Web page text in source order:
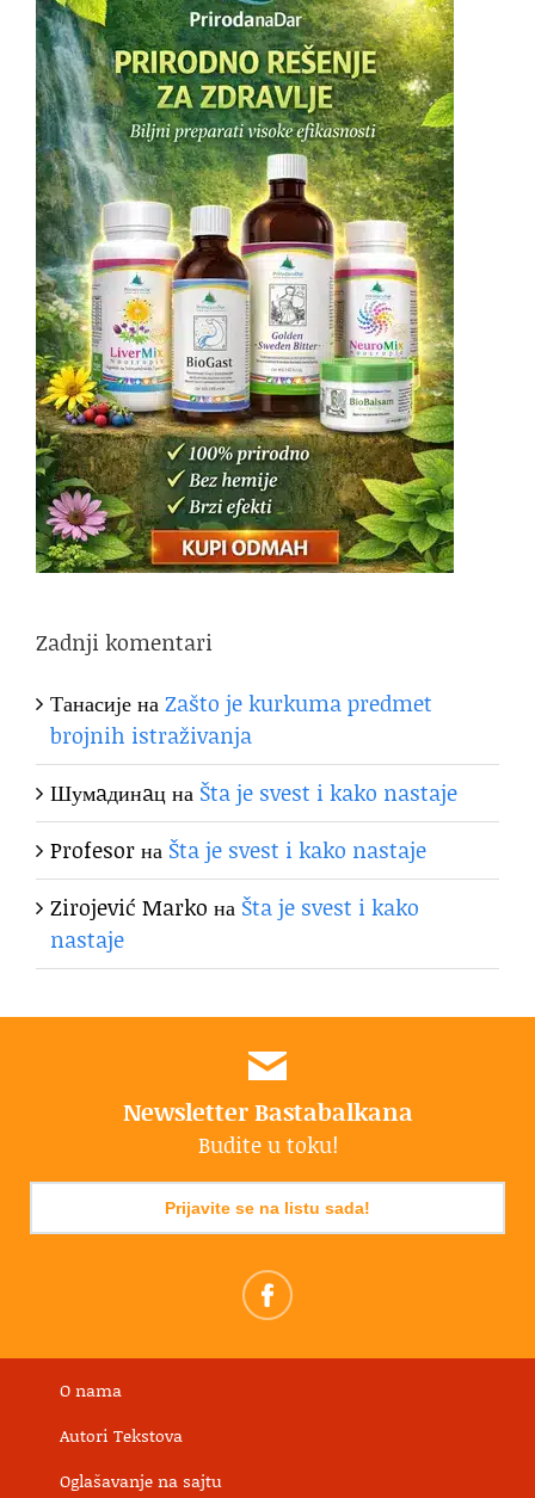
Zadnji komentari
ТанасијенаZašto je kurkuma predmet
brojnih istraživanja
Шумaдинaцна Šta je svest i kako nastaje
Profesorна Šta je svest i kako nastaje
Zirojević Marko на Šta je svest i kako
nastaje
Newsletter Bastabalkana
Budite u toku!
Prijavite se na listu sada!
O nama
Autori Tekstova
Oglašavanje na sajtu